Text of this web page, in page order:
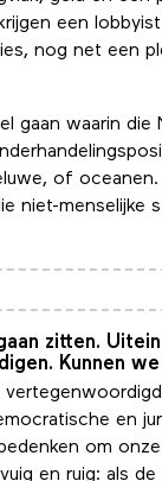
een
nog net een
gaan waarin die
of
niet-menselijke
zitten.
Kunnen
en
om
en ruig: als